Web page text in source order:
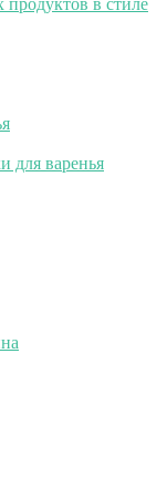
для варенья